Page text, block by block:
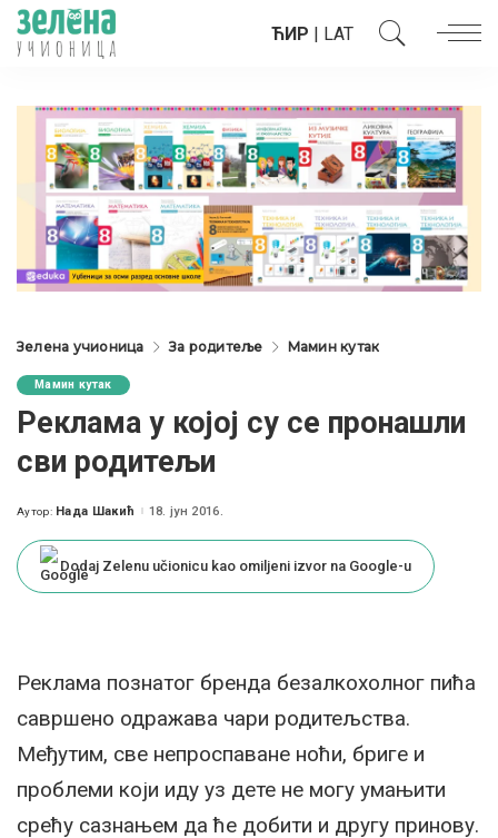
ЋИР | LAT
Зелена учионица За родитеље Мамин кутак
Мамин кутак
Реклама у којој су се пронашли
сви родитељи
Posted
Аутор: Нада Шакић 18. јун 2016.
Dodaj Zelenu učionicu kao omiljeni izvor na Google-u
Реклама познатог бренда безалкохолног пића
савршено одражава чари родитељства.
Међутим, све непроспаване ноћи, бриге и
проблеми који иду уз дете не могу умањити
срећу сазнањем да ће добити и другу принову.